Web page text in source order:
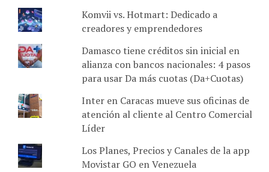
Komvii vs. Hotmart: Dedicado a
creadores y emprendedores
Damasco tiene créditos sin inicial en
alianza con bancos nacionales: 4 pasos
para usar Da más cuotas (Da+Cuotas)
Inter en Caracas mueve sus oficinas de
atención al cliente al Centro Comercial
Líder
Los Planes, Precios y Canales de la app
Movistar GO en Venezuela